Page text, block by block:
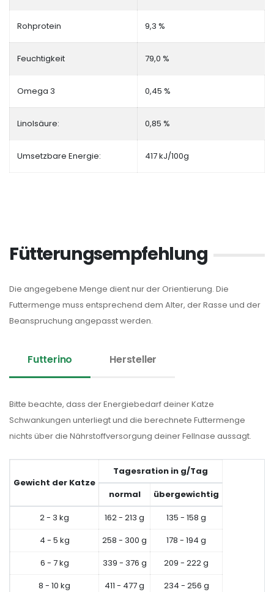
Rohprotein 9,3 %
Feuchtigkeit 79,0 %
Omega 3 0,45 %
Linolsäure: 0,85 %
Umsetzbare Energie: 417 kJ/100g
Fütterungsempfehlung
Die angegebene Menge dient nur der Orientierung. Die
Futtermenge muss entsprechend dem Alter, der Rasse und der
Beanspruchung angepasst werden.
Futterino Hersteller
Bitte beachte, dass der Energiebedarf deiner Katze
Schwankungen unterliegt und die berechnete Futtermenge
nichts über die Nährstoffversorgung deiner Fellnase aussagt.
Gewicht der Katze
Tagesration in g/Tag
normal
übergewichtig
2 - 3 kg
162 - 213 g
135 - 158 g
4 - 5 kg
258 - 300 g
178 - 194 g
6 - 7 kg
339 - 376 g
209 - 222 g
8 - 10 kg
411 - 477 g
234 - 256 g